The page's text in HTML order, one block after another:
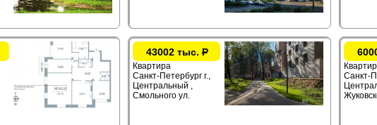
43002 тыс.Р
Квартира
Санкт-Петербург г.,
Центральный ,
Смольного ул.
Санкт-